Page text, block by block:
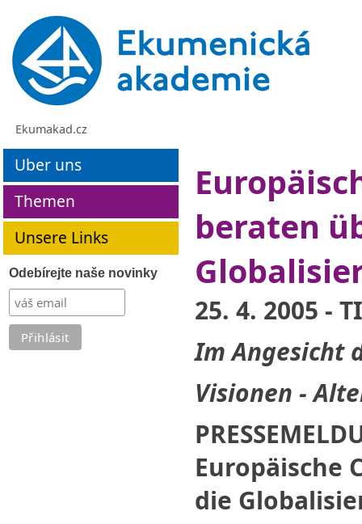
Ekumakad.cz
Uber uns
Themen
Unsere Links
Odebírejte naše novinky
beraten
25. 4. 2005 -
Im Angesicht
Visionen -
Europäische
die